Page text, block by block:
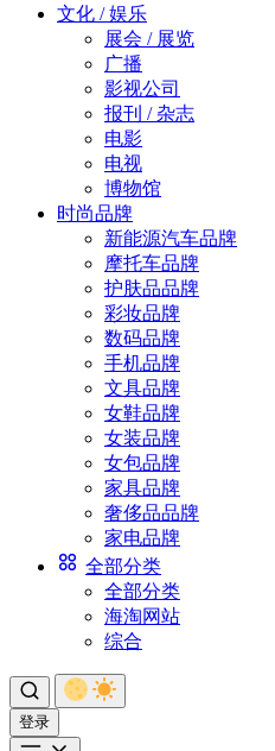
文化 / 娱乐
展会 / 展览
广播
影视公司
报刊 / 杂志
电影
电视
博物馆
时尚品牌
新能源汽车品牌
摩托车品牌
护肤品品牌
彩妆品牌
数码品牌
手机品牌
文具品牌
女鞋品牌
女装品牌
女包品牌
家具品牌
奢侈品品牌
家电品牌
全部分类
全部分类
海淘网站
综合
登录